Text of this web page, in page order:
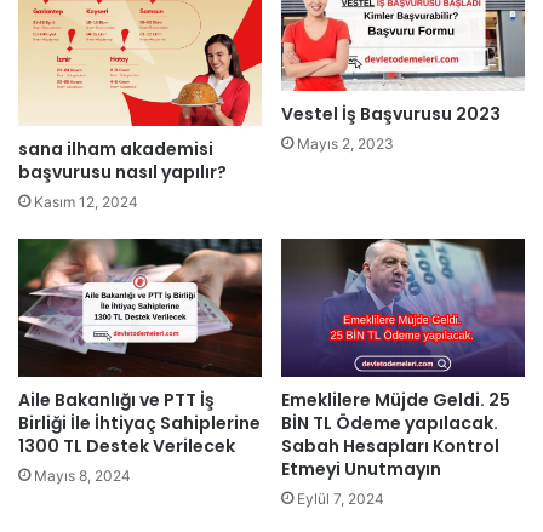
sana ilham akademisi
başvurusu nasıl yapılır?
Kasım 12, 2024
Vestel İş Başvurusu 2023
Mayıs 2, 2023
Aile Bakanlığı ve PTT İş
Birliği İle İhtiyaç Sahiplerine
1300 TL Destek Verilecek
Mayıs 8, 2024
Emeklilere Müjde Geldi. 25
BİN TL Ödeme yapılacak.
Sabah Hesapları Kontrol
Etmeyi Unutmayın
Eylül 7, 2024